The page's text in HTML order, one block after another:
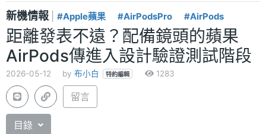
新機情報 #Apple蘋果 #AirPodsPro #AirPods
距離發表不遠？配備鏡頭的蘋果
AirPods傳進入設計驗證測試階段
2026-05-12 by 布小白 特約編輯 1283
留言
目錄